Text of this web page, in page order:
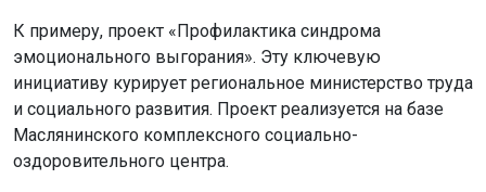
К примеру, проект «Профилактика синдрома
эмоционального выгорания». Эту ключевую
инициативу курирует региональное министерство труда
и социального развития. Проект реализуется на базе
Маслянинского комплексного социально-
оздоровительного центра.